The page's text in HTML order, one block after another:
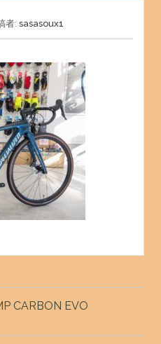
者: sasasoux1
CARBON EVO